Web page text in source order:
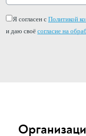
Я согласен с Политикой
и даю своё согласие на